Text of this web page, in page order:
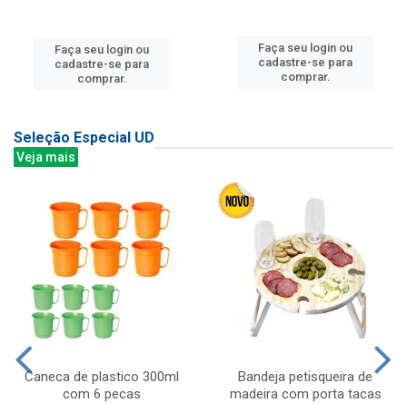
Faça seu login ou
cadastre-se para
comprar.
Faça seu login ou
cadastre-se para
comprar.
Seleção Especial UD
Veja mais
Caneca de plastico 300ml
com 6 pecas
Bandeja petisqueira de
madeira com porta tacas